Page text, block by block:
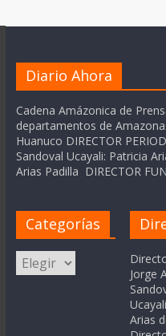
Diario Ahora
Cadena Amázonica de
departamentos de
Huanuco DIRECTOR
Sandoval Ucayali: Patricia
Arias Padilla DIRECTOR
Categorías
Categorías
Jorge
Arias